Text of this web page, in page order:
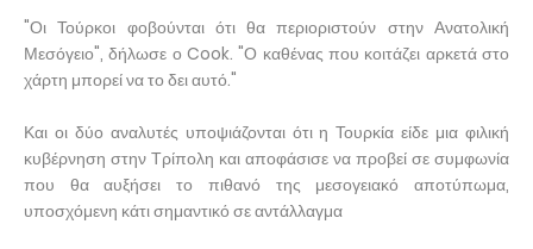
"Οι Τούρκοι φοβούνται ότι θα περιοριστούν στην Ανατολική
Μεσόγειο", δήλωσε ο Cook. "Ο καθένας που κοιτάζει αρκετά στο
χάρτη μπορεί να το δει αυτό."
Και οι δύο αναλυτές υποψιάζονται ότι η Τουρκία είδε μια φιλική
κυβέρνηση στην Τρίπολη και αποφάσισε να προβεί σε συμφωνία
που θα αυξήσει το πιθανό της μεσογειακό αποτύπωμα,
υποσχόμενη κάτι σημαντικό σε αντάλλαγμα